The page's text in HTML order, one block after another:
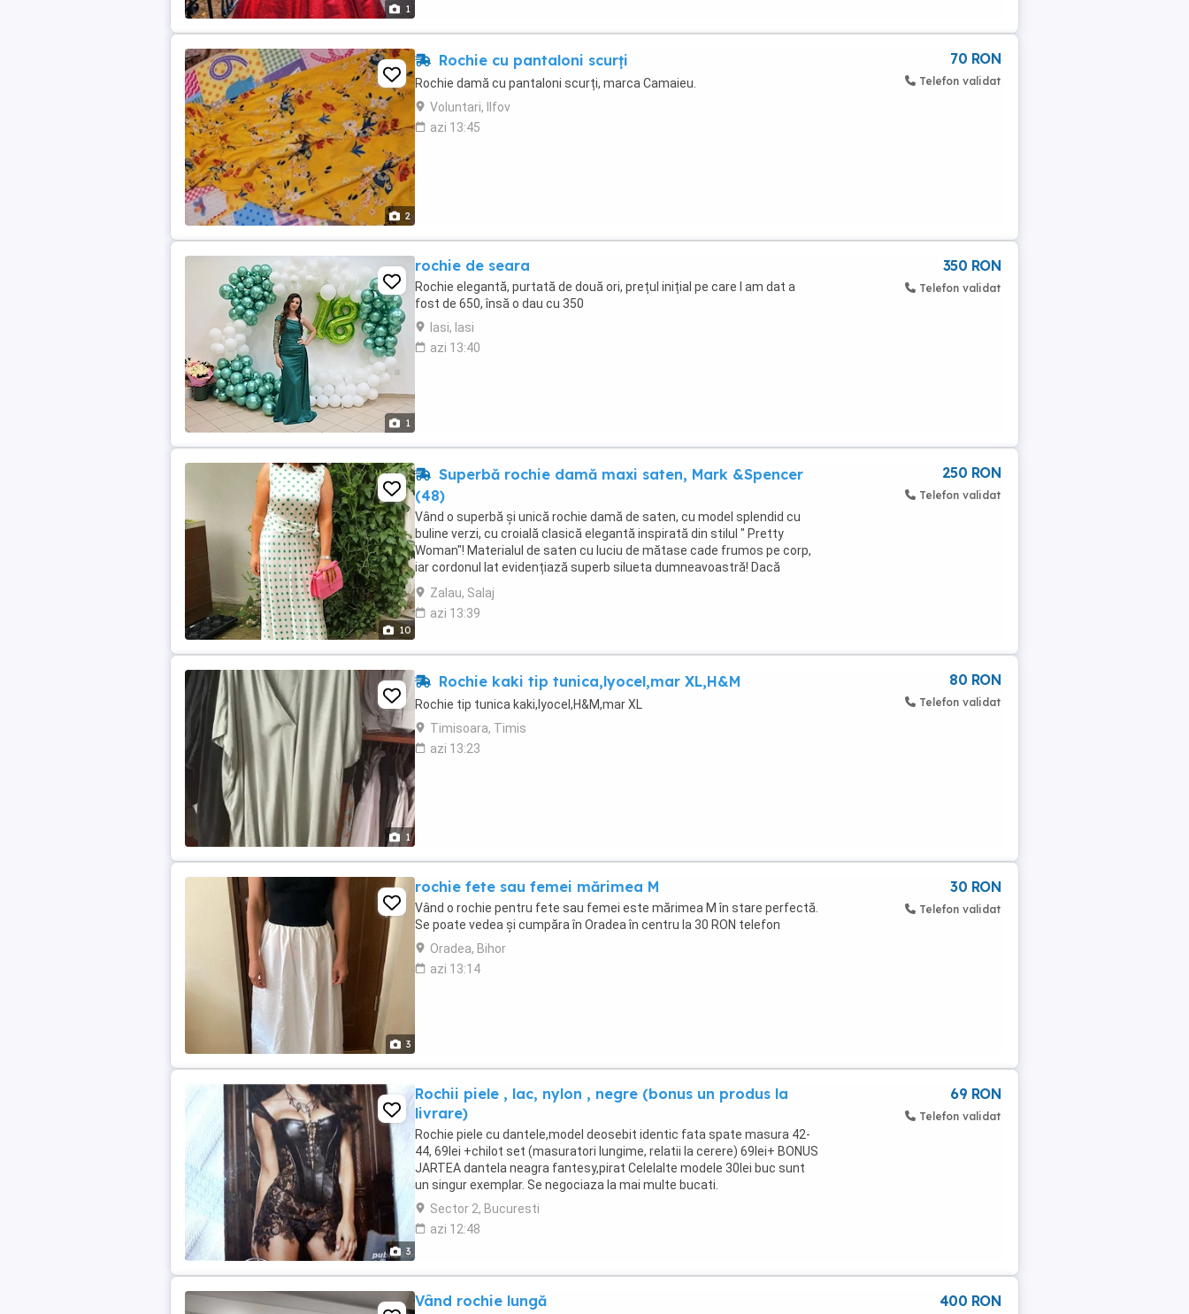
1
2
Rochie cu pantaloni scurți
Rochie damă cu pantaloni scurți, marca Camaieu.
Voluntari, Ilfov
azi 13:45
70 RON
Telefon validat
1
rochie de seara
Rochie elegantă, purtată de două ori, prețul inițial pe care l am dat a
fost de 650, însă o dau cu 350
Iasi, Iasi
azi 13:40
350 RON
Telefon validat
10
Superbă rochie damă maxi saten, Mark &Spencer
(48)
Vând o superbă și unică rochie damă de saten, cu model splendid cu
buline verzi, cu croială clasică elegantă inspirată din stilul " Pretty
Woman"! Materialul de saten cu luciu de mătase cade frumos pe corp,
iar cordonul lat evidențiază superb silueta dumneavoastră! Dacă
căutați rochia perfectă pentru ...
Zalau, Salaj
azi 13:39
250 RON
Telefon validat
1
Rochie kaki tip tunica,lyocel,mar XL,H&M
Rochie tip tunica kaki,lyocel,H&M,mar XL
Timisoara, Timis
azi 13:23
80 RON
Telefon validat
3
rochie fete sau femei mărimea M
Vând o rochie pentru fete sau femei este mărimea M în stare perfectă.
Se poate vedea și cumpăra în Oradea în centru la 30 RON telefon
Oradea, Bihor
azi 13:14
30 RON
Telefon validat
3
Rochii piele , lac, nylon , negre (bonus un produs la
livrare)
Rochie piele cu dantele,model deosebit identic fata spate masura 42-
44, 69lei +chilot set (masuratori lungime, relatii la cerere) 69lei+ BONUS
JARTEA dantela neagra fantesy,pirat Celelalte modele 30lei buc sunt
un singur exemplar. Se negociaza la mai multe bucati.
Sector 2, Bucuresti
azi 12:48
69 RON
Telefon validat
Vând rochie lungă 400 RON